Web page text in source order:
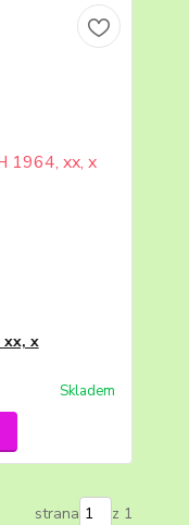
xx, x
Skladem
strana z 1